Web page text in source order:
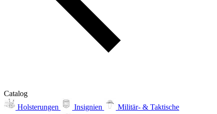
Catalog
Holsterungen
Insignien
Militär- & Taktische